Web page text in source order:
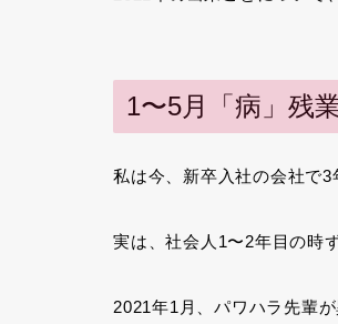
1〜5月「病」残
私は今、新卒入社の会社で3
実は、社会人1〜2年目の時
2021年1月、パワハラ先輩